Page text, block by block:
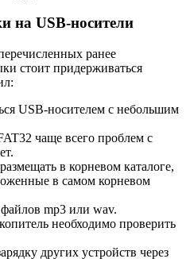
на USB-носители
ранее
стоит придерживаться
USB-носителем с небольшим
чаще всего проблем с
в корневом каталоге,
в самом корневом
mp3 или wav.
необходимо проверить
других устройств через